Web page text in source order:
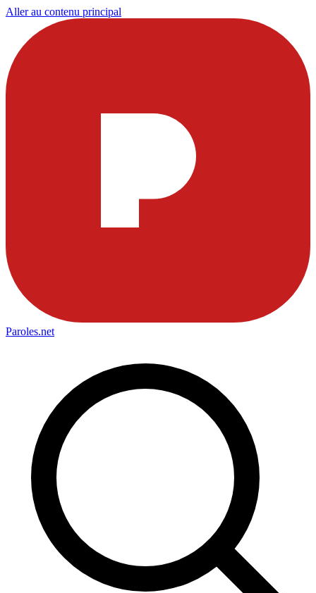
Aller au contenu principal
Paroles.net